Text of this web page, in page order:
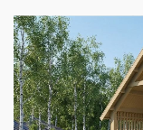
Saltar
al
final
de
la
galería